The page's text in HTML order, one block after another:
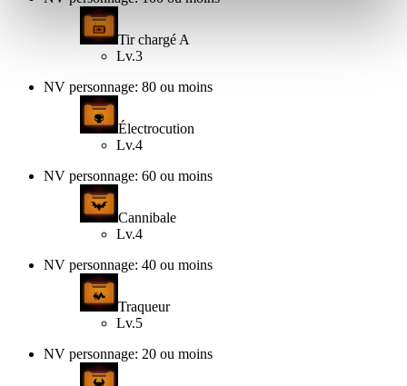
Tir chargé A
Lv.3
NV personnage: 80 ou moins
Électrocution
Lv.4
NV personnage: 60 ou moins
Cannibale
Lv.4
NV personnage: 40 ou moins
Traqueur
Lv.5
NV personnage: 20 ou moins